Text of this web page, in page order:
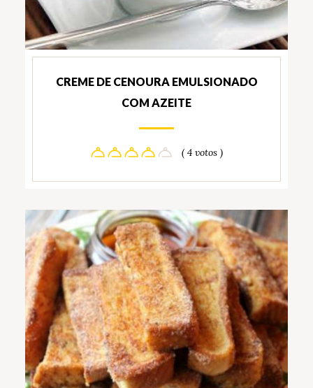
CREME DE CENOURA EMULSIONADO
COM AZEITE
( 4 votos )